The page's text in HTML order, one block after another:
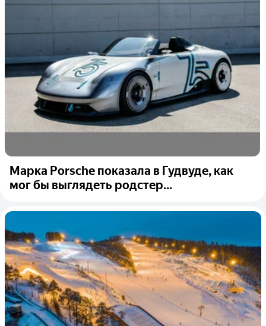
Марка Porsche показала в Гудвуде, как
мог бы выглядеть родстер...